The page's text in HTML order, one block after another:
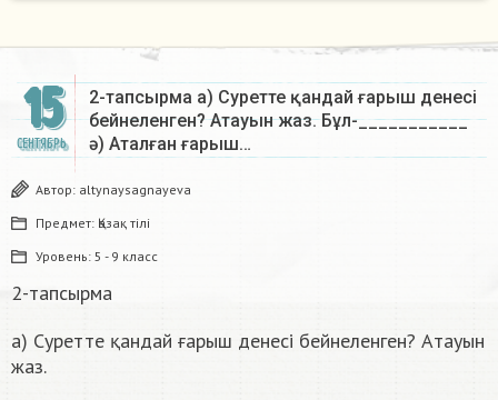
15
СЕНТЯБРЬ
2-тапсырма а) Суретте қандай ғарыш денесі
бейнеленген? Атауын жаз. Бұл-___________
ә) Аталған ғарыш…
Автор: altynaysagnayeva
Предмет: Қазақ тiлi
Уровень: 5 - 9 класс
2-тапсырма
а) Суретте қандай ғарыш денесі бейнеленген? Атауын
жаз.